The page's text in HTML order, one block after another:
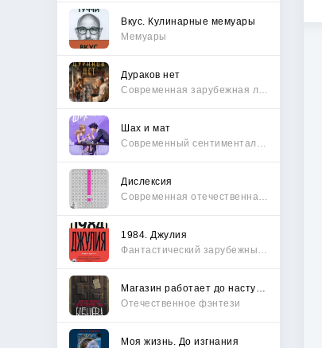
Вкус. Кулинарные мемуары
Мемуары
Дураков нет
Шах и мат
Дислексия
1984. Джулия
Отечественное фэнтези
Моя жизнь. До изгнания